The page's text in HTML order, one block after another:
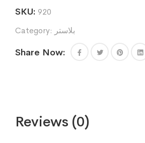
SKU: 920
Category: بلاستر
Share Now:
Reviews (0)